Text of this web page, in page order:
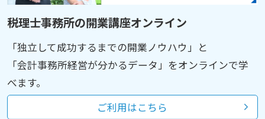
税理士事務所の開業講座オンライン
「独立して成功するまでの開業ノウハウ」と
「会計事務所経営が分かるデータ」をオンラインで学
べます。
ご利用はこちら